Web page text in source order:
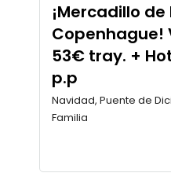
¡Mercadillo
Copenhague!
53€ tray. +
p.p
Navidad, Puente de
Familia